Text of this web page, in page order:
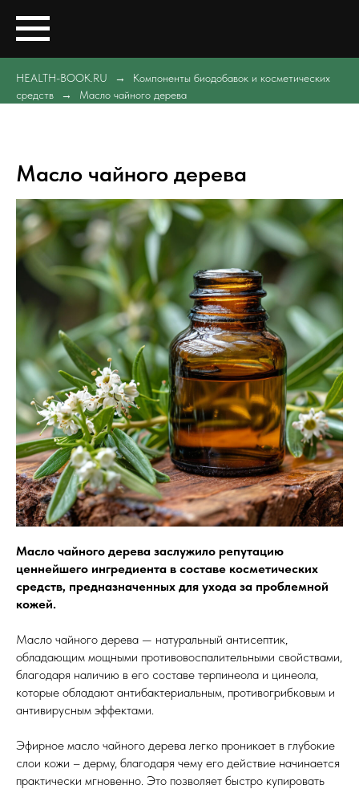
HEALTH-BOOK.RU
Компоненты биодобавок и косметических
средств
Масло чайного дерева
Масло чайного дерева
Масло чайного дерева заслужило репутацию
ценнейшего ингредиента в составе косметических
средств, предназначенных для ухода за проблемной
кожей.
Масло чайного дерева — натуральный антисептик,
обладающим мощными противовоспалительными свойствами,
благодаря наличию в его составе терпинеола и цинеола,
которые обладают антибактериальным, противогрибковым и
антивирусным эффектами.
Эфирное масло чайного дерева легко проникает в глубокие
слои кожи – дерму, благодаря чему его действие начинается
практически мгновенно. Это позволяет быстро купировать